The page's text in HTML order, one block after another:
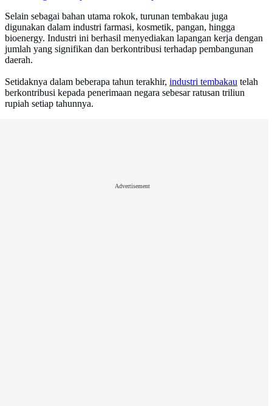
Selain sebagai bahan utama rokok, turunan tembakau juga
digunakan dalam industri farmasi, kosmetik, pangan, hingga
bioenergy. Industri ini berhasil menyediakan lapangan kerja dengan
jumlah yang signifikan dan berkontribusi terhadap pembangunan
daerah.
Setidaknya dalam beberapa tahun terakhir, industri tembakau telah
berkontribusi kepada penerimaan negara sebesar ratusan triliun
rupiah setiap tahunnya.
Advertisement